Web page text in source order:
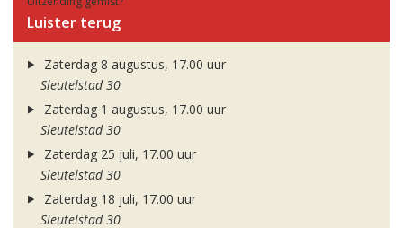
Luister terug
Zaterdag 8 augustus, 17.00 uur
Sleutelstad 30
Zaterdag 1 augustus, 17.00 uur
Sleutelstad 30
Zaterdag 25 juli, 17.00 uur
Sleutelstad 30
Zaterdag 18 juli, 17.00 uur
Sleutelstad 30